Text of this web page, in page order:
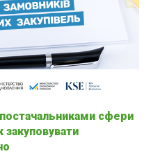
сфери
закуповувати